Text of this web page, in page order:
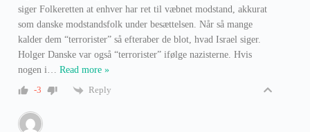
siger Folkeretten at enhver har ret til væbnet modstand, akkurat
som danske modstandsfolk under besættelsen. Når så mange
kalder dem “terrorister” så efteraber de blot, hvad Israel siger.
Holger Danske var også “terrorister” ifølge nazisterne. Hvis
nogen i
Read more »
-3
Reply